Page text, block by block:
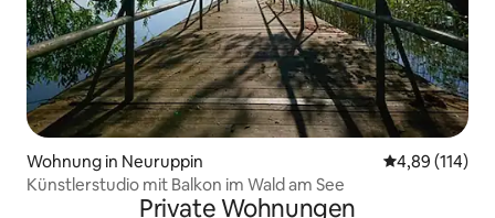
Wohnung in Neuruppin
4,89 (114)
Künstlerstudio mit Balkon im Wald am See
Private Wohnungen